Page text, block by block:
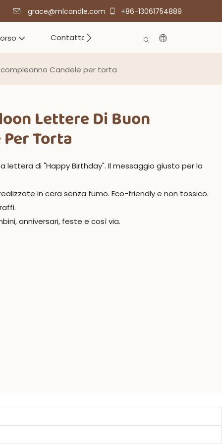
grace@mlcandle.com +86-13061754889
Contatto
Candele per torta
Lettere Di Buon
Torta
lettera di "Happy Birthday". Il messaggio giusto per la
in cera senza fumo. Eco-friendly e non tossico.
anniversari, feste e così via.